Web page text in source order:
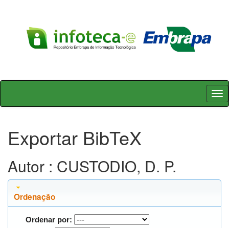
Skip
Exportar BibTeX
Autor : CUSTODIO, D. P.
Ordenação
Ordenar por: